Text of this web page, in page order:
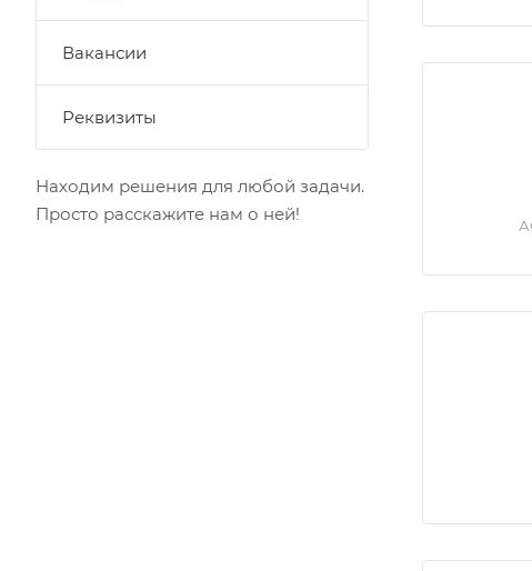
Вакансии
Реквизиты
Находим решения для любой задачи.
Просто расскажите нам о ней!